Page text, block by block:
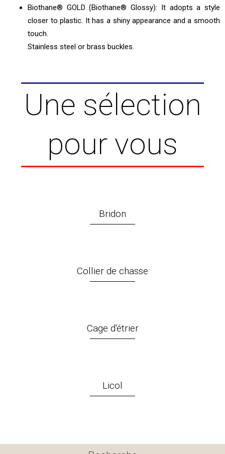
Biothane® GOLD (Biothane® Glossy): It adopts a style
closer to plastic. It has a shiny appearance and a smooth
touch.
Stainless steel or brass buckles.
Une sélection
pour vous
Bridon
Collier de chasse
Cage d'étrier
Licol